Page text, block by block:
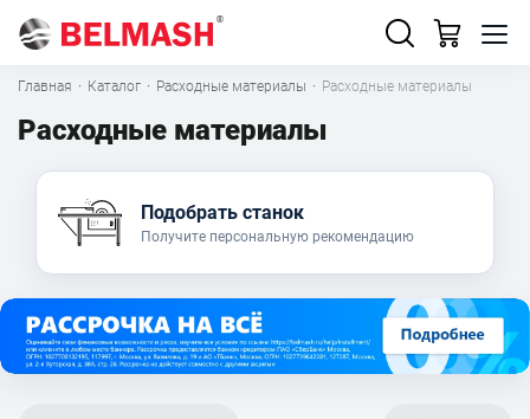
Главная · Каталог · Расходные материалы · Расходные материалы
Расходные материалы
Подобрать станок
Получите персональную рекомендацию